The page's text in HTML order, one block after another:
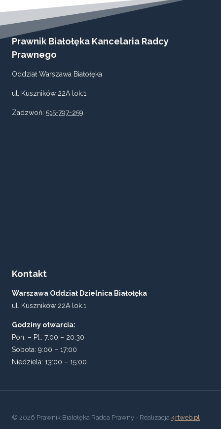
Prawnik Białołęka Kancelaria Radcy
Prawnego
Oddział Warszawa Białołęka
ul. Kuszników 22A lok.1
Zadzwoń: 515-797-259
Kontakt
Warszawa Oddział Dzielnica Białołęka
ul. Kuszników 22A lok.1
Godziny otwarcia:
Pon. – Pt.: 7:00 – 20:30
Sobota: 9:00 – 17:00
Niedziela: 13:00 – 15:00
© 2026 Prawnik Białołęka Radca Prawny - Realizacja 4rtweb.pl